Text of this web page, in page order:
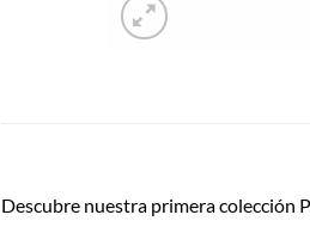
Descubre nuestra primera colección